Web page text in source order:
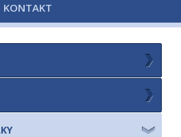
KONTAKT
album - hraj si se samolepkami